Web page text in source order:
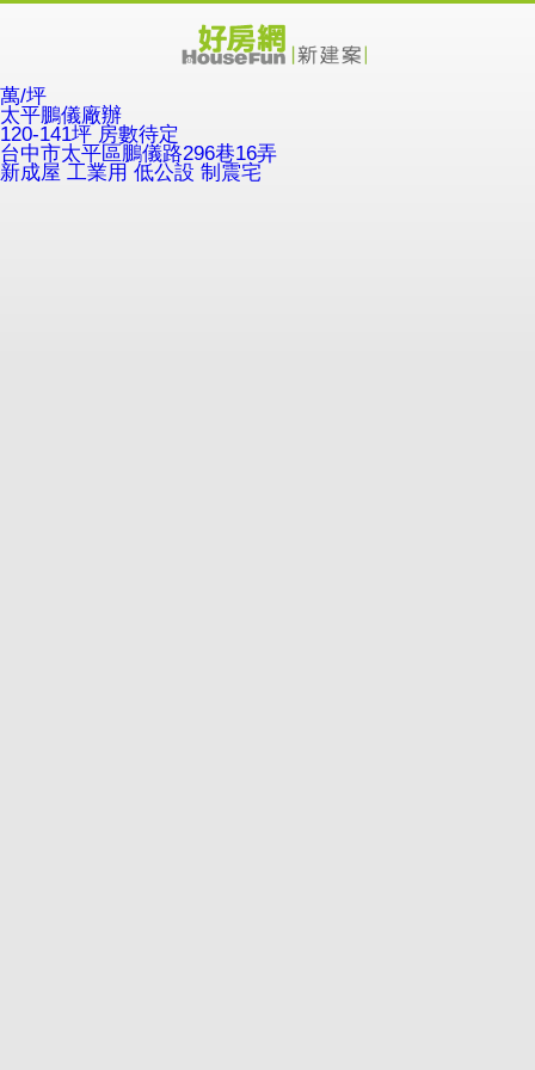
萬/坪
太平鵬儀廠辦
120-141坪 房數待定
台中市太平區鵬儀路296巷16弄
新成屋 工業用 低公設 制震宅